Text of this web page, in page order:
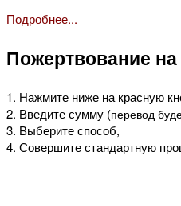
Подробнее...
Пожертвование
1. Нажмите ниже на красную
2. Введите сумму (перевод
3. Выберите способ,
4. Совершите стандартную